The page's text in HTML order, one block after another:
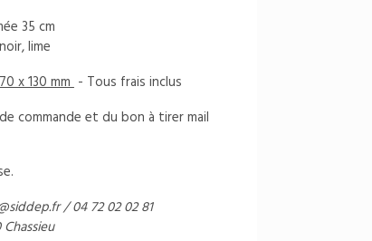
35 cm
lime
x 130 mm- Tous frais inclus
commande et du bon à tirer mail
/ 04 72 02 02 81